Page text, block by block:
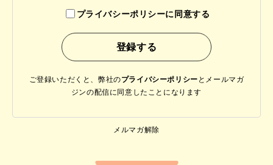
プライバシーポリシーに同意する
ご登録いただくと、弊社のプライバシーポリシー と メールマガ
ジンの配信に同意したことになります
メルマガ解除